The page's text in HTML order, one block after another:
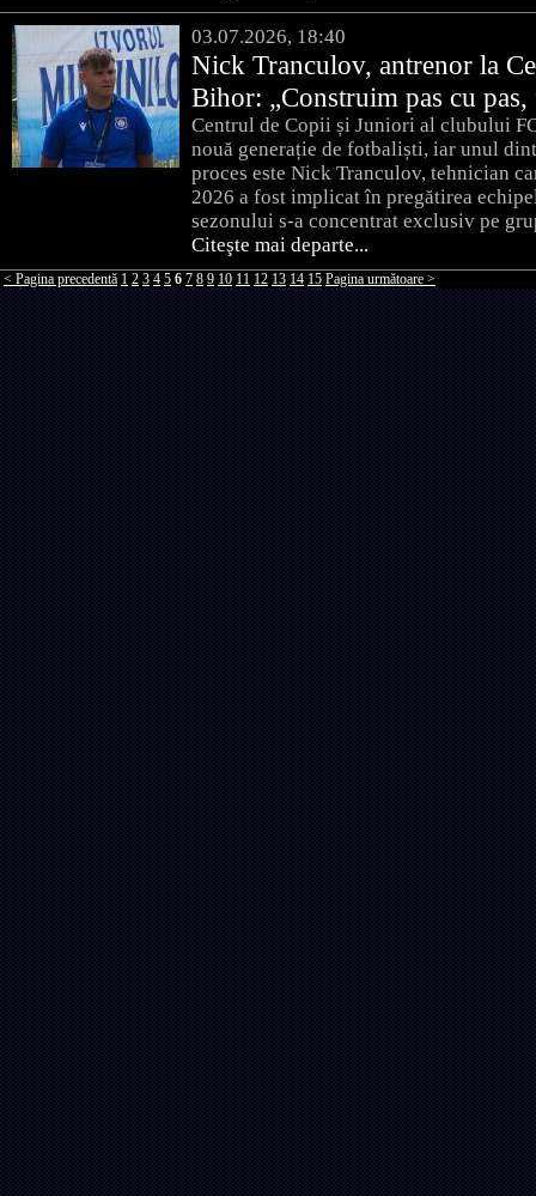
03.07.2026, 18:40
Nick Tranculov, antrenor la
Bihor: „Construim pas cu
Centrul de Copii și Juniori al clubului
nouă generație de fotbaliști, iar unul
proces este Nick Tranculov, tehnician
2026 a fost implicat în pregătirea
sezonului s-a concentrat exclusiv pe
Citeşte mai departe...
< Pagina precedentă 1 2 3 4 5 6 7 8 9 10 11 12 13 14 15 Pagina următoare >